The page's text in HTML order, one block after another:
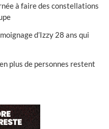
à faire des constellations
d’Izzy 28 ans qui
plus de personnes restent